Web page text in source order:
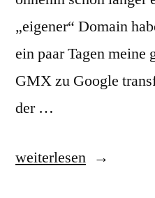
„eigener“ Domain
ein paar Tagen meine
GMX zu Google
der …
„Google
weiterlesen